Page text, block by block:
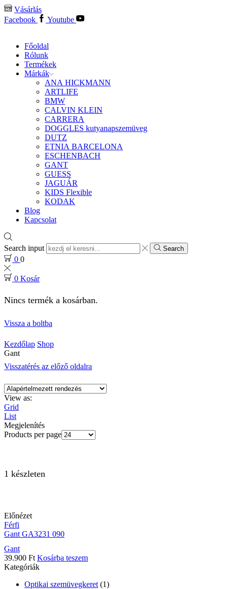
Vásárlás
Facebook
Youtube
Főoldal
Rólunk
Termékek
Márkák
ANA HICKMANN
ARTLIFE
BMW
CALVIN KLEIN
CARRERA
DOGGLES kutyanapszemüveg
DUTZ
ETNIA BARCELONA
ESCHENBACH
GANT
GUESS
JAGUÁR
KIDS Flexible
KODAK
Blog
Kapcsolat
Search input Search
0 0
0 Kosár
Nincs termék a kosárban.
Vissza a boltba
Kezdőlap Shop
Gant
Visszatérés az előző oldalra
View as:
Grid
List
Megjelenítés
Products per page
1 készleten
Előnézet
Férfi
Gant GA3231 090
Gant
39.900 Ft Kosárba teszem
Kategóriák
Optikai szemüvegkeret (1)